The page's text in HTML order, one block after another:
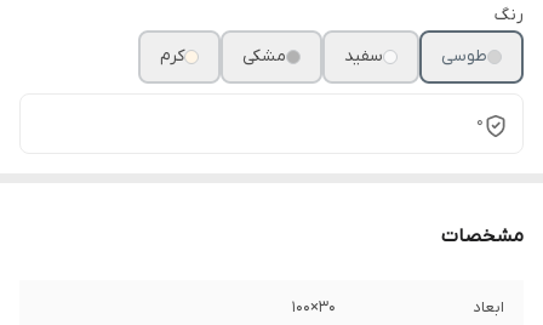
رنگ
طوسی
سفید مشکی کرم
0
مشخصات
ابعاد ۳۰×۱۰۰